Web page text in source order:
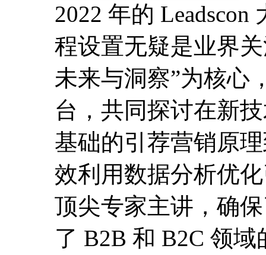
2022 年的
程设置无疑是业界
未来与洞察”为核心
台，共同探讨在新
基础的引荐营销原
效利用数据分析优
顶尖专家主讲，确
了 B2B 和 B2C 领